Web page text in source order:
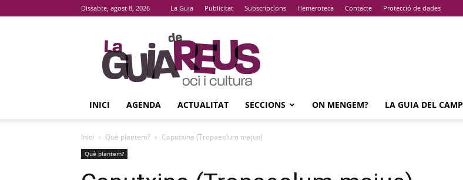
Dissabte, agost 8, 2026 La Guia Publicitat Subscripcions Hemeroteca Contacte Protecció de dades
La
Guia
De
Reus
INICI AGENDA ACTUALITAT SECCIONS ON MENGEM? LA GUIA DEL CAMP
Inici Què plantem? Caputxina (Tropaeolum majus)
Què plantem?